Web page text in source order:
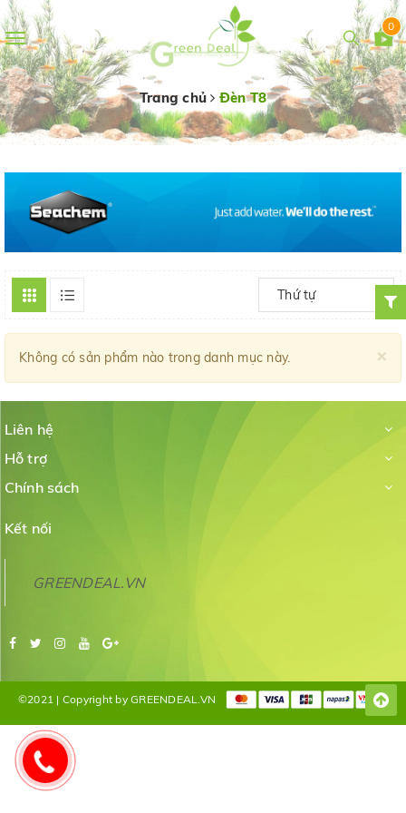
Toggle
navigation
0
Trang chủ Đèn T8
Thứ tự
×
Không có sản phẩm nào trong danh mục này.
Liên hệ
Hỗ trợ
Chính sách
Kết nối
GREENDEAL.VN
©2021 | Copyright by GREENDEAL.VN